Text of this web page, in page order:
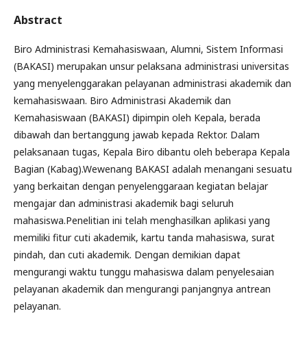
Abstract
Biro Administrasi Kemahasiswaan, Alumni, Sistem Informasi
(BAKASI) merupakan unsur pelaksana administrasi universitas
yang menyelenggarakan pelayanan administrasi akademik dan
kemahasiswaan. Biro Administrasi Akademik dan
Kemahasiswaan (BAKASI) dipimpin oleh Kepala, berada
dibawah dan bertanggung jawab kepada Rektor. Dalam
pelaksanaan tugas, Kepala Biro dibantu oleh beberapa Kepala
Bagian (Kabag).Wewenang BAKASI adalah menangani sesuatu
yang berkaitan dengan penyelenggaraan kegiatan belajar
mengajar dan administrasi akademik bagi seluruh
mahasiswa.Penelitian ini telah menghasilkan aplikasi yang
memiliki fitur cuti akademik, kartu tanda mahasiswa, surat
pindah, dan cuti akademik. Dengan demikian dapat
mengurangi waktu tunggu mahasiswa dalam penyelesaian
pelayanan akademik dan mengurangi panjangnya antrean
pelayanan.